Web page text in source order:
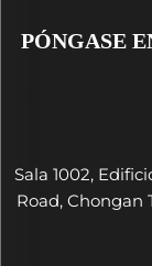
PÓNGASE
Sala 1002,
Road, Chongan